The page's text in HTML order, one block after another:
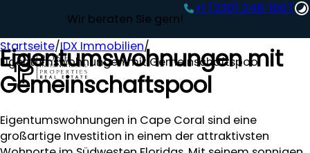
Wir beraten Sie gern!
+1 (239) 248-1667‬
Startseite/IDX Immobilien/
Eigentumswohnungen mit Gemeinschaftspool
Eigentumswohnungen mit
Gemeinschaftspool
Eigentumswohnungen in Cape Coral sind eine
großartige Investition in einem der attraktivsten